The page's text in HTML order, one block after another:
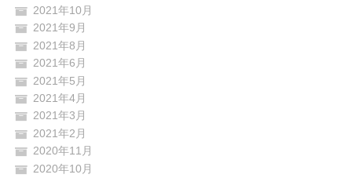
2021年10月
2021年9月
2021年8月
2021年6月
2021年5月
2021年4月
2021年3月
2021年2月
2020年11月
2020年10月